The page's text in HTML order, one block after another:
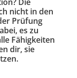
nicht in den
Prüfung
es zu
Fähigkeiten
dir, sie